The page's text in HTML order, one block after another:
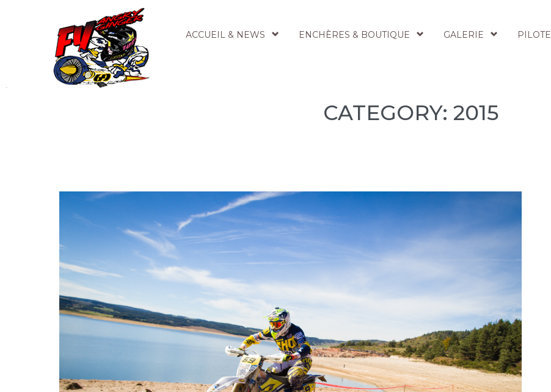
ACCUEIL & NEWS ENCHÈRES & BOUTIQUE GALERIE PILOTE
CATEGORY: 2015